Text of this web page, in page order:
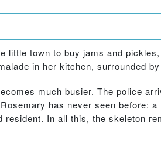
town to buy jams and
in her kitchen, surrounded
much busier. The police
has never seen before:
In all this, the skeleton